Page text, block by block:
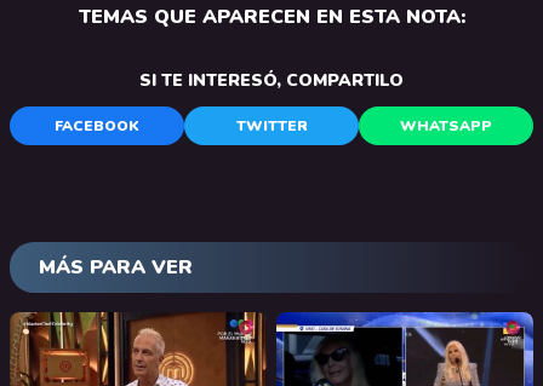
TEMAS QUE APARECEN EN ESTA NOTA:
SI TE INTERESÓ, COMPARTILO
FACEBOOK TWITTER WHATSAPP
MÁS PARA VER